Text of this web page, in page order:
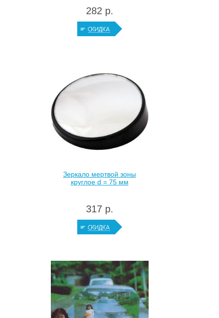
282 р.
Зеркало мертвой зоны
круглое d = 75 мм
317 р.